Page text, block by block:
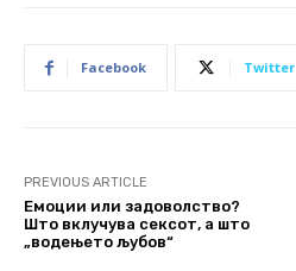
Facebook Twitter
PREVIOUS ARTICLE
Емоции или задоволство?
Што вклучува сексот, а што
„водењето љубов“